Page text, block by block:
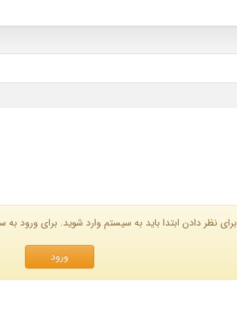
برای نظر دادن ابتدا باید به سیستم وارد شوید. برای ورود
ورود